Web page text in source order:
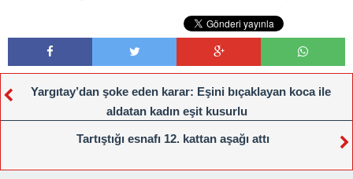
Yargıtay’dan şoke eden karar: Eşini bıçaklayan koca ile
aldatan kadın eşit kusurlu
Tartıştığı esnafı 12. kattan aşağı attı